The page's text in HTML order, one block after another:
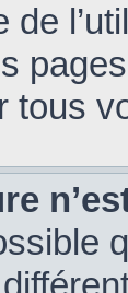
de
tous